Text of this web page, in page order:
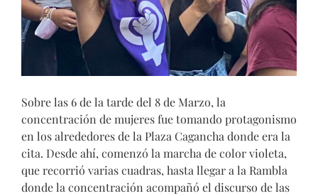
Sobre las 6 de la tarde del 8 de Marzo, la
concentración de mujeres fue tomando protagonismo
en los alrededores de la Plaza Cagancha donde era la
cita. Desde ahí, comenzó la marcha de color violeta,
que recorrió varias cuadras, hasta llegar a la Rambla
donde la concentración acompañó el discurso de las